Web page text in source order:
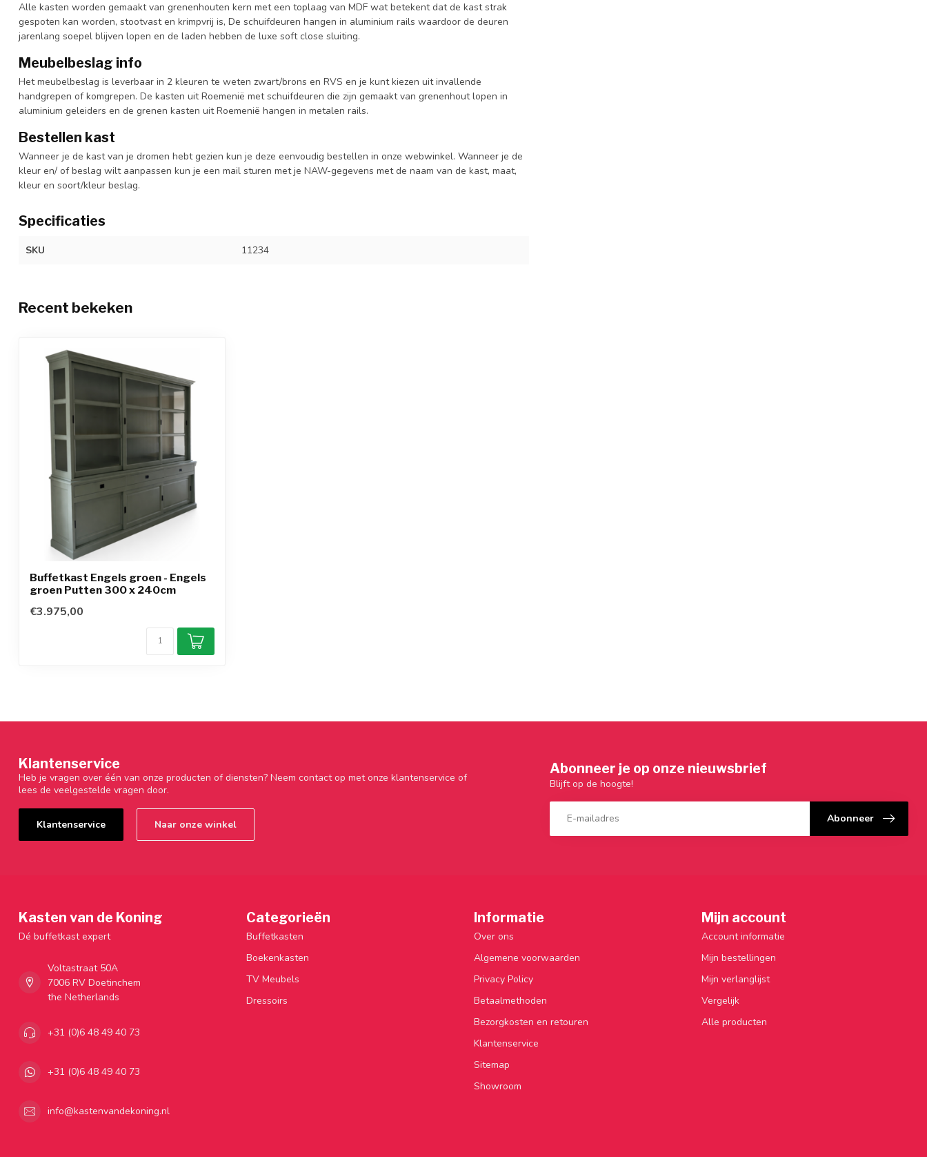
Alle kasten worden gemaakt van grenenhouten kern met een toplaag van MDF wat betekent dat de kast strak
gespoten kan worden, stootvast en krimpvrij is, De schuifdeuren hangen in aluminium rails waardoor de deuren
jarenlang soepel blijven lopen en de laden hebben de luxe soft close sluiting.
Meubelbeslag info
Het meubelbeslag is leverbaar in 2 kleuren te weten zwart/brons en RVS en je kunt kiezen uit invallende
handgrepen of komgrepen. De kasten uit Roemenië met schuifdeuren die zijn gemaakt van grenenhout lopen in
aluminium geleiders en de grenen kasten uit Roemenië hangen in metalen rails.
Bestellen kast
Wanneer je de kast van je dromen hebt gezien kun je deze eenvoudig bestellen in onze webwinkel. Wanneer je de
kleur en/ of beslag wilt aanpassen kun je een mail sturen met je NAW-gegevens met de naam van de kast, maat,
kleur en soort/kleur beslag.
Specificaties
SKU 11234
Recent bekeken
Buffetkast Engels groen - Engels
groen Putten 300 x 240cm
€3.975,00
Klantenservice
Heb je vragen over één van onze producten of diensten? Neem contact op met onze klantenservice of
lees de veelgestelde vragen door.
Klantenservice Naar onze winkel
Abonneer je op onze nieuwsbrief
Blijft op de hoogte!
Abonneer
Kasten van de Koning
Dé buffetkast expert
Voltastraat 50A
7006 RV Doetinchem
the Netherlands
+31 (0)6 48 49 40 73
+31 (0)6 48 49 40 73
info@kastenvandekoning.nl
Categorieën
Buffetkasten
Boekenkasten
TV Meubels
Dressoirs
Informatie
Over ons
Algemene voorwaarden
Privacy Policy
Betaalmethoden
Bezorgkosten en retouren
Klantenservice
Sitemap
Showroom
Mijn account
Account informatie
Mijn bestellingen
Mijn verlanglijst
Vergelijk
Alle producten